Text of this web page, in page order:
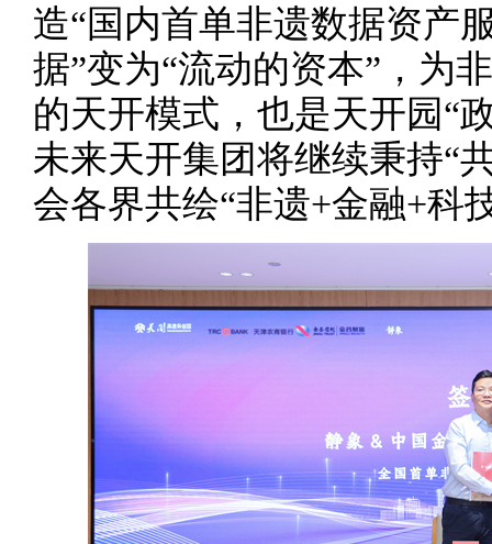
造“国内首单非遗数据资产
据”变为“流动的资本”，为
的天开模式，也是天开园“
未来天开集团将继续秉持“
会各界共绘“非遗+金融+科